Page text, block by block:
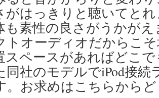
がはっきりと聴いてと
も素性の良さがうかがえ
トオーディオだからこ
スペースがあればどこ
同社のモデルでiPod接続
。お求めはこちらから